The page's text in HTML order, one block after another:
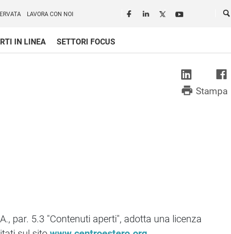
LAVORA CON NOI Seguici in rete
IN LINEA
SETTORI FOCUS
print Stampa
par. 5.3 "Contenuti aperti", adotta una licenza